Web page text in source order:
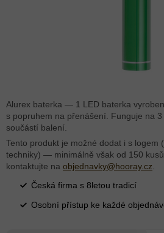
Alurex baterka — 1 LED baterka
s popruhem na přenášení. Funguje na 3
součástí balení.
Tento produkt je možné dodat i s logem
techniky) — minimálně však od 150
kontaktujte na objednavky@hooray.cz.
Česká firma s 8letou tradicí
Osobní přístup ke každé